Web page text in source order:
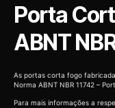
Porta
ABNT
As portas corta fogo
Norma ABNT NBR 11742 –
Para mais informações a